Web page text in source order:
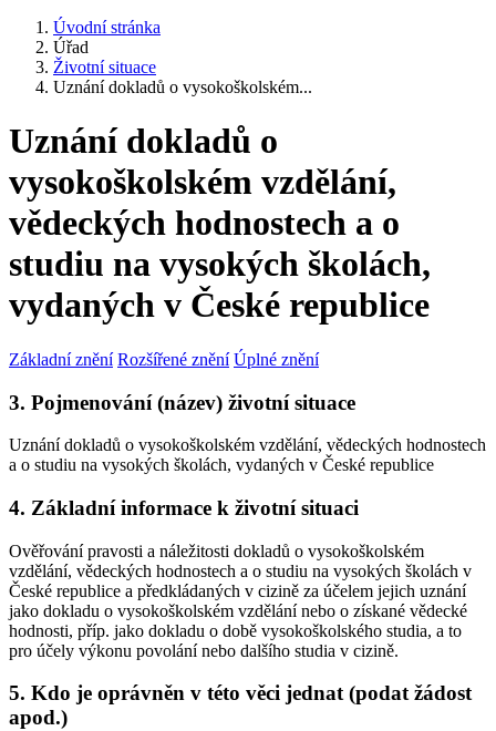
Úvodní stránka
Úřad
Životní situace
Uznání dokladů o vysokoškolském...
Uznání dokladů o
vysokoškolském vzdělání,
vědeckých hodnostech a o
studiu na vysokých školách,
vydaných v České republice
Základní znění Rozšířené znění Úplné znění
3. Pojmenování (název) životní situace
Uznání dokladů o vysokoškolském vzdělání, vědeckých hodnostech
a o studiu na vysokých školách, vydaných v České republice
4. Základní informace k životní situaci
Ověřování pravosti a náležitosti dokladů o vysokoškolském
vzdělání, vědeckých hodnostech a o studiu na vysokých školách v
České republice a předkládaných v cizině za účelem jejich uznání
jako dokladu o vysokoškolském vzdělání nebo o získané vědecké
hodnosti, příp. jako dokladu o době vysokoškolského studia, a to
pro účely výkonu povolání nebo dalšího studia v cizině.
5. Kdo je oprávněn v této věci jednat (podat žádost
apod.)